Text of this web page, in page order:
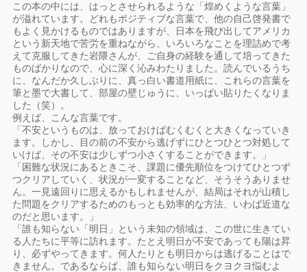
この本の中には、はっとさせられるような「煌めくような言葉」
が溢れています。どれもポジティブな言葉で、他の自己啓発書で
もよく見かけるものではありますが、日本を飛び出してアメリカ
という新天地で苦労を重ねながら、いろいろなことを理詰めで考
えて克服してきた岩隈さんが、ご自身の経験を通して培ってきた
ものばかりなので、心に深く沁みわたりました。読んでいるうち
に、なんだか久しぶりに、真っ白い書道用紙に、これらの言葉を
筆と墨で大書して、部屋の壁じゅうに、いっぱい貼りたくなりま
した（笑）。
例えば、こんな言葉です。
「不安というものは、放っておけばむくむくと大きくなっていき
ます。しかし、目の前の不安から逃げずにひとつひとつ対処して
いけば、その不安は少しずつ小さくすることができます。」
「困難な状況にあるときこそ、課題に優先順位をつけてひとつず
つクリアしていく、状況が一変することなど、そうそうありませ
ん。一見遠回りに思えるかもしれませんが、結局はそれが山積し
た問題をクリアするためのもっとも効率的な方法、いわば近道な
のだと思います。」
「誰も知らない「明日」という未知の領域は、この世に生きてい
る人たちに平等に訪れます。たとえ明日が不安であっても陽は昇
り、必ずやってきます。何人たりとも明日からは逃げることはで
きません。であるならば、誰も知らない明日をクヨクヨ悩むよ